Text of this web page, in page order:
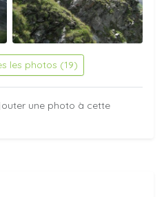
les photos (19)
une photo à cette